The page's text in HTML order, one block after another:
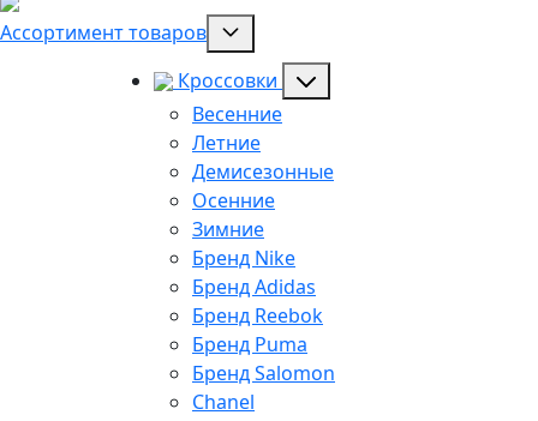
Ассортимент товаров
Кроссовки
Весенние
Летние
Демисезонные
Осенние
Зимние
Бренд Nike
Бренд Adidas
Бренд Reebok
Бренд Puma
Бренд Salomon
Chanel